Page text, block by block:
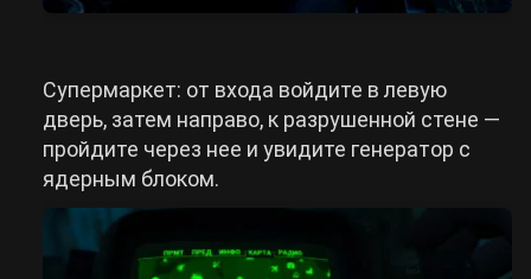
Супермаркет: от входа войдите в левую
дверь, затем направо, к разрушенной стене —
пройдите через нее и увидите генератор с
ядерным блоком.